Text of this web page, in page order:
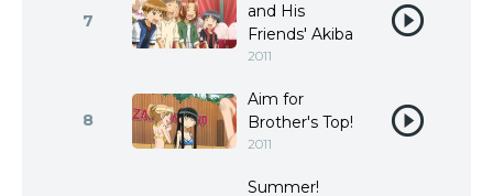
7
and His
Friends' Akiba
2011
8
Aim for
Brother's Top!
2011
Summer!